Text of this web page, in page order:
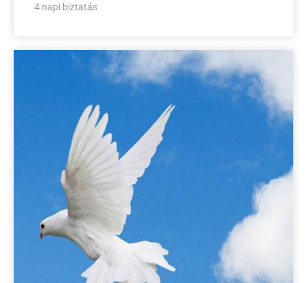
4 napi biztatás